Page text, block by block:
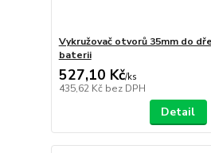
Vykružovač otvorů 35mm do
baterii
527,10 Kč/ks
435,62 Kč bez DPH
Detail